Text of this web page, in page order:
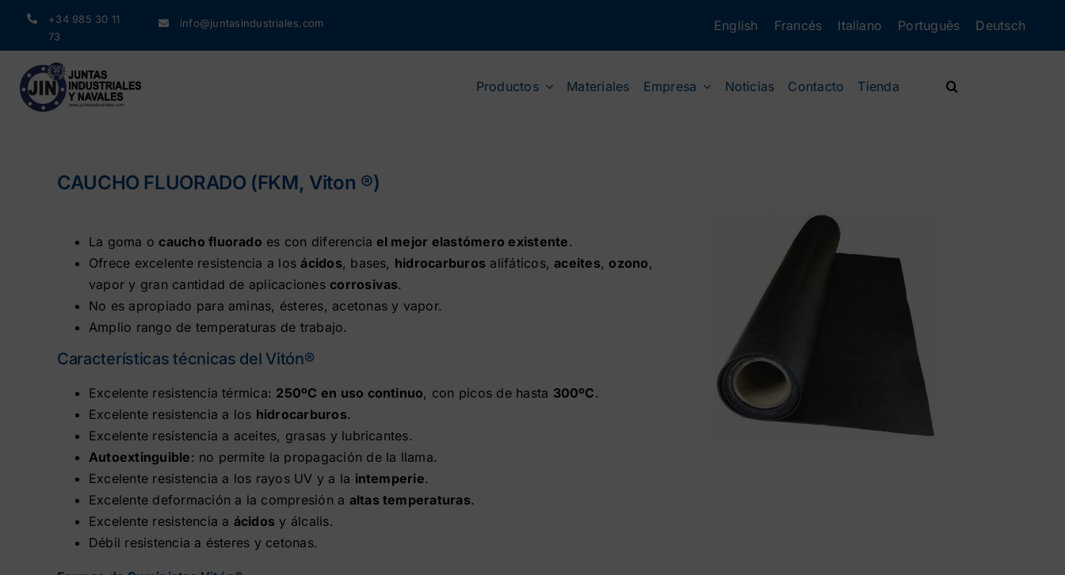
Saltar
contenido
+34 985 30 11
73
info@juntasindustriales.com English Francés Italiano Português Deutsch
Productos Materiales Empresa Noticias Contacto Tienda
CAUCHO FLUORADO (FKM, Viton ®)
La goma ocaucho fluorado es con diferencia el mejor elastómero existente.
Ofrece excelente resistencia a losácidos, bases, hidrocarburos alifáticos,aceites,ozono ,
vapor y gran cantidad de aplicacionescorrosivas.
No es apropiado para aminas, ésteres, acetonas y vapor.
Amplio rango de temperaturas de trabajo.
Características técnicas del Vitón®
Excelente resistencia térmica: 250ºC en uso continuo, con picos de hasta 300ºC.
Excelente resistencia a los hidrocarburos.
Excelente resistencia a aceites, grasas y lubricantes.
Autoextinguible: no permite la propagación de la llama.
Excelente resistencia a los rayos UV y a la intemperie.
Excelente deformación a la compresión a altas temperaturas.
Excelente resistencia a ácidos y álcalis.
Débil resistencia a ésteres y cetonas.